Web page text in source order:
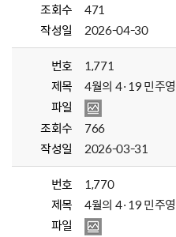
조회수
471
작성일
2026-04-30
번호
1,771
제목
4월의 4·19 민주
파일
조회수
766
작성일
2026-03-31
번호
1,770
제목
4월의 4·19 민주
파일